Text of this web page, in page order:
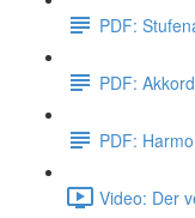
PDF:
PDF:
PDF:
Video: Der